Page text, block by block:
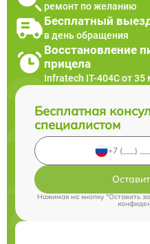
ремонт по желанию
Бесплатный
в день обращения
Восстановление
прицела
Infratech IT-404C от 35
Бесплатная
специалистом
Нажимая на кнопку "Оставить